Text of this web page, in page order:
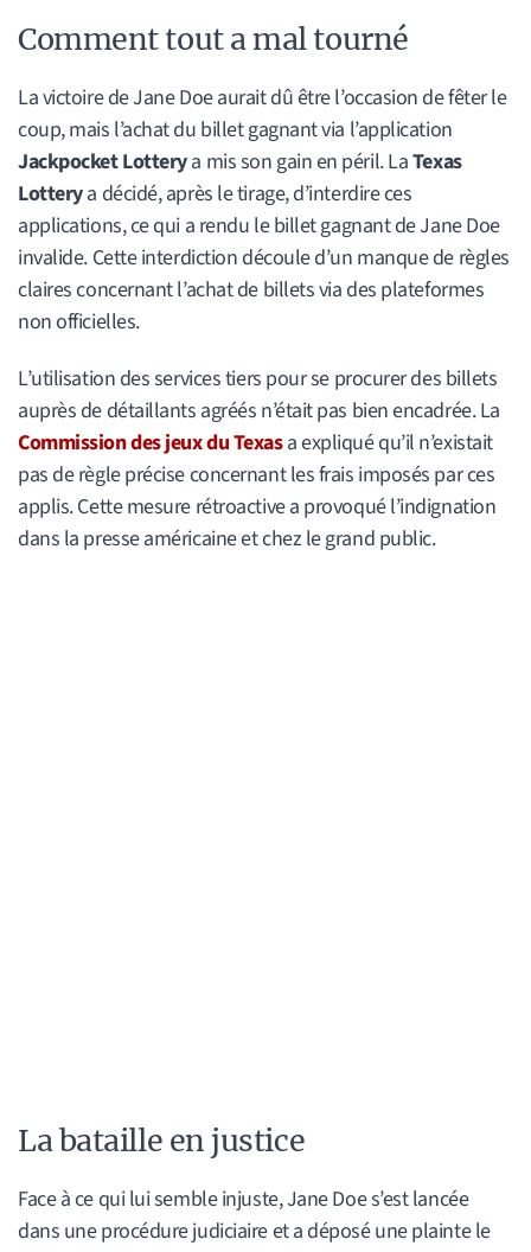
Comment tout a mal tourné
La victoire de Jane Doe aurait dû être l’occasion de fêter le
coup, mais l’achat du billet gagnant via l’application
Jackpocket Lotterya mis son gain en péril. LaTexas
Lotterya décidé, après le tirage, d’interdire ces
applications, ce qui a rendu le billet gagnant de Jane Doe
invalide. Cette interdiction découle d’un manque de règles
claires concernant l’achat de billets via des plateformes
non officielles.
L’utilisation des services tiers pour se procurer des billets
auprès de détaillants agréés n’était pas bien encadrée. La
Commission des jeux du Texasa expliqué qu’il n’existait
pas de règle précise concernant les frais imposés par ces
applis. Cette mesure rétroactive a provoqué l’indignation
dans la presse américaine et chez le grand public.
La bataille en justice
Face à ce qui lui semble injuste, Jane Doe s’est lancée
dans une procédure judiciaire et a déposé une plainte le